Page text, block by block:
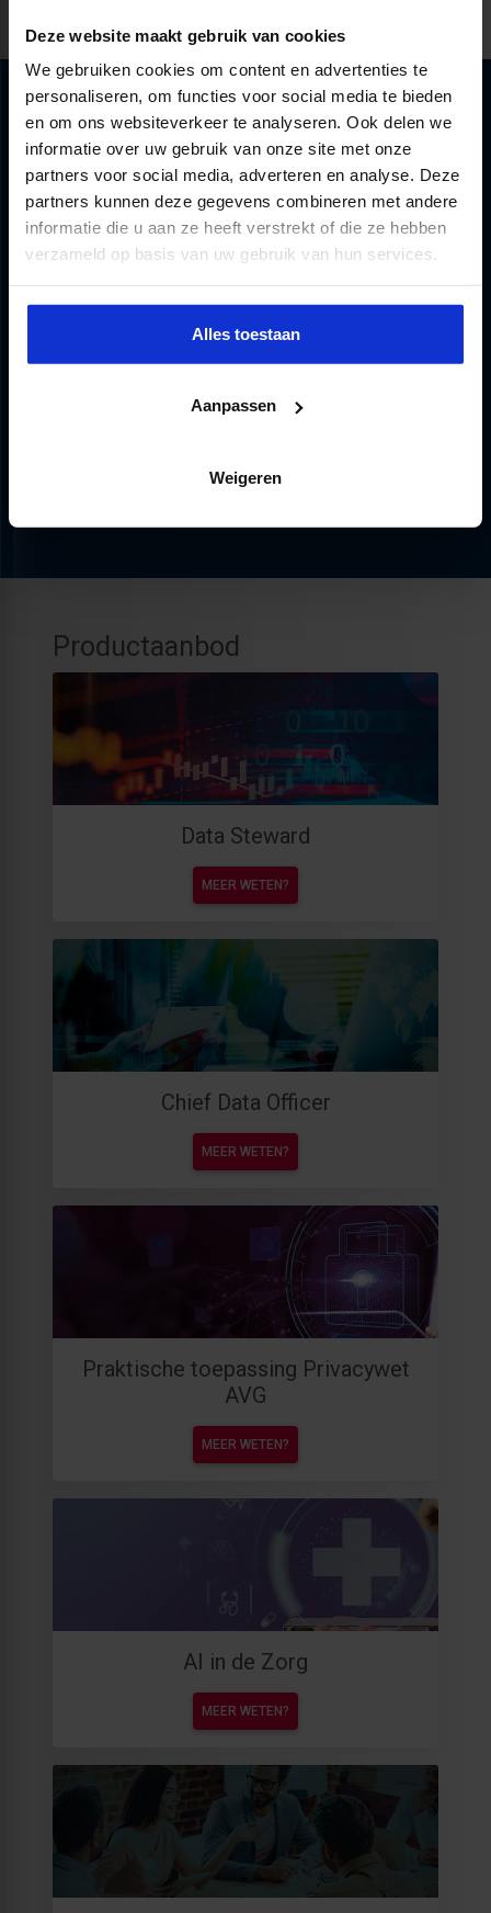
Deze website maakt gebruik van cookies
We gebruiken cookies om content en advertenties te
personaliseren, om functies voor social media te bieden
en om ons websiteverkeer te analyseren. Ook delen we
informatie over uw gebruik van onze site met onze
partners voor social media, adverteren en analyse. Deze
partners kunnen deze gegevens combineren met andere
informatie die u aan ze heeft verstrekt of die ze hebben
verzameld op basis van uw gebruik van hun services.
Alles toestaan
Aanpassen
Weigeren
Hoi, Ik ben Sandra en ben een specialist op dit
SANDRA.DONKERS@SBO.NL
Productaanbod
Data Steward
MEER WETEN?
Chief Data Officer
MEER WETEN?
Praktische toepassing Privacywet
AVG
MEER WETEN?
AI in de Zorg
MEER WETEN?